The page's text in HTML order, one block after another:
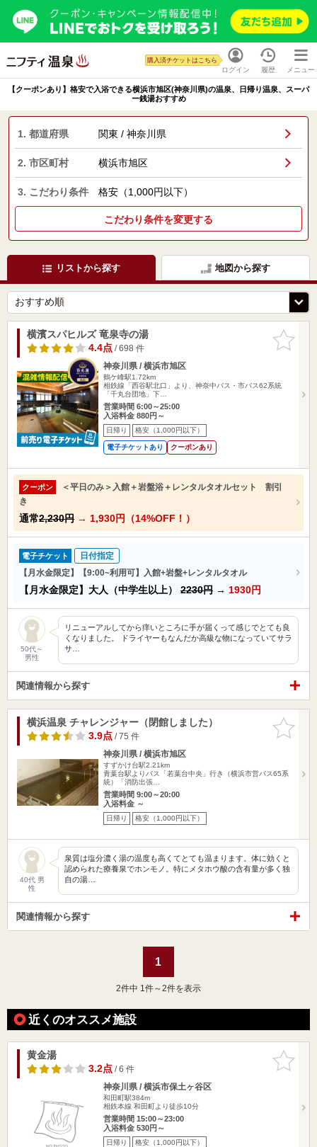
ログイン
購入済チケットはこちら
履歴 メニュー
【クーポンあり】格安で入浴できる横浜市旭区(神奈川県)の温泉、日帰り温泉、スーパ
ー銭湯おすすめ
1. 都道府県 関東 / 神奈川県
2. 市区町村 横浜市旭区
3. こだわり条件 格安（1,000円以下）
こだわり条件を変更する
リストから探す 地図から探す
お気に入
りに追加
横濱スパヒルズ 竜泉寺の湯
4.4点/ 698 件
神奈川県 / 横浜市旭区
鶴ケ峰駅1.72km
相鉄線「西谷駅北口」より、神奈中バス・市バス62系統
「千丸台団地」下…
営業時間 6:00～25:00
入浴料金 880円～
日帰り 格安（1,000円以下）
電子チケットあり クーポンあり
クーポン
＜平日のみ＞入館＋岩盤浴＋レンタルタオルセット 割引
き
通常2,230円 → 1,930円（14%OFF！）
電子チケット
日付指定
【月水金限定】【9:00~利用可】入館+岩盤+レンタルタオル
【月水金限定】大人（中学生以上） 2230円 → 1930円
50代～
男性
リニューアルしてから痒いところに手が届くって感じでとても良
くなりました。 ドライヤーもなんだか高級な物になっていてサラ
サ…
関連情報から探す
お気に入
りに追加
横浜温泉 チャレンジャー（閉館しました）
3.9点/ 75 件
神奈川県 / 横浜市旭区
すずかけ台駅2.21km
青葉台駅よりバス「若葉台中央」行き（横浜市営バス65系
統）「消防出張…
営業時間 9:00～20:00
入浴料金 ～
日帰り 格安（1,000円以下）
40代 男
性
泉質は塩分濃く湯の温度も高くてとても温まります。体に効くと
認められた療養泉でホンモノ。特にメタホウ酸の含有量が多く独
自の湯…
関連情報から探す
1
2件中 1件～2件を表示
近くのオススメ施設
お気に入
りに追加
黄金湯
3.2点/ 6 件
神奈川県 / 横浜市保土ヶ谷区
和田町駅384m
相鉄本線 和田町より徒歩10分
営業時間 15:00～23:00
入浴料金 530円～
日帰り 格安（1,000円以下）